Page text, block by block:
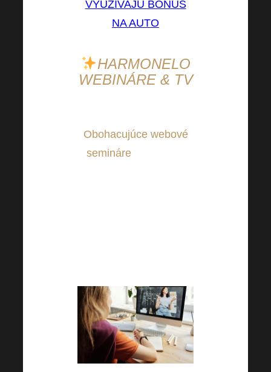
VYUŽÍVAJÚ BONUS
NA AUTO
HARMONELO
WEBINÁRE & TV
Obohacujúce webové
semináre